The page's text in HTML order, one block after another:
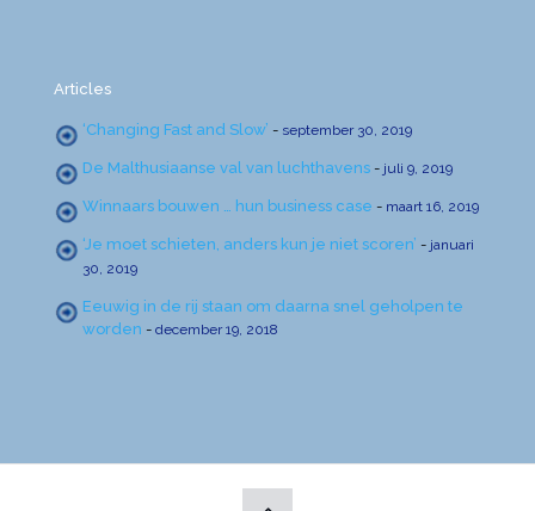
Articles
‘Changing Fast and Slow’ - september 30, 2019
De Malthusiaanse val van luchthavens - juli 9, 2019
Winnaars bouwen … hun business case - maart 16, 2019
‘Je moet schieten, anders kun je niet scoren’ - januari
30, 2019
Eeuwig in de rij staan om daarna snel geholpen te
worden - december 19, 2018